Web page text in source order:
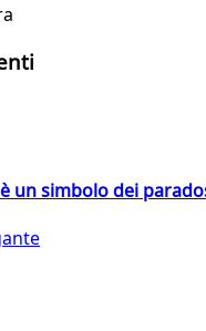
un simbolo dei